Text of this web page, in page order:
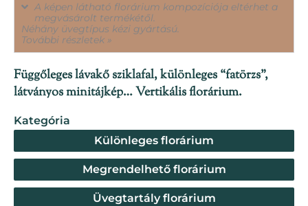
A képen látható florárium kompozíciója eltérhet a
megvásárolt termékétől.
Néhány üvegtípus kézi gyártású.
További részletek »
Függőleges lávakő sziklafal, különleges “fatörzs”,
látványos minitájkép… Vertikális florárium.
Kategória
Különleges florárium
Megrendelhető florárium
Üvegtartály florárium